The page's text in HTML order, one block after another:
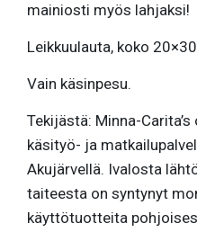
mainiosti myös lahjaksi!
Leikkuulauta, koko
Vain käsinpesu.
Tekijästä: Minna-
käsityö- ja
Akujärvellä. Ivalosta
taiteesta on syntynyt
käyttötuotteita